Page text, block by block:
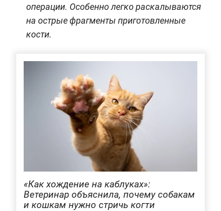
операции. Особенно легко раскалываются
на острые фрагменты приготовленные
кости.
«Как хождение на каблуках»:
Ветеринар объяснила, почему собакам
и кошкам нужно стричь когти